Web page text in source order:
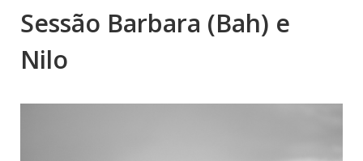
Sessão Barbara (Bah) e
Nilo